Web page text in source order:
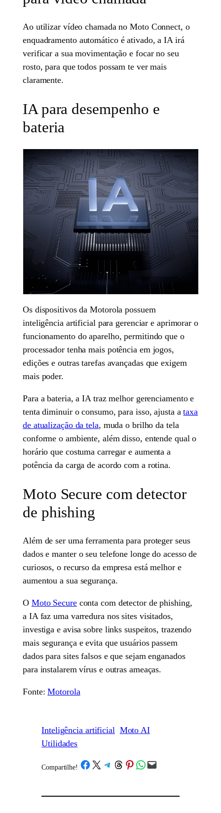
Ao utilizar vídeo chamada no Moto Connect, o
enquadramento automático é ativado, a IA irá
verificar a sua movimentação e focar no seu
rosto, para que todos possam te ver mais
claramente.
IA para desempenho e
bateria
Os dispositivos da Motorola possuem
inteligência artificial para gerenciar e aprimorar o
funcionamento do aparelho, permitindo que o
processador tenha mais potência em jogos,
edições e outras tarefas avançadas que exigem
mais poder.
Para a bateria, a IA traz melhor gerenciamento e
tenta diminuir o consumo, para isso, ajusta ataxa
de atualização da tela, muda o brilho da tela
conforme o ambiente, além disso, entende qual o
horário que costuma carregar e aumenta a
potência da carga de acordo com a rotina.
Moto Secure com detector
de phishing
Além de ser uma ferramenta para proteger seus
dados e manter o seu telefone longe do acesso de
curiosos, o recurso da empresa está melhor e
aumentou a sua segurança.
O Moto Secureconta com detector de phishing,
a IA faz uma varredura nos sites visitados,
investiga e avisa sobre links suspeitos, trazendo
mais segurança e evita que usuários passem
dados para sites falsos e que sejam enganados
para instalarem vírus e outras ameaças.
Fonte:Motorola
Inteligência artificial Moto AI
Utilidades
Compartilhe! /Share on Facebook
Share on X Share on Telegram
Share on Threads
Share on Pinterest
Share on WhatsApp
Email this Page